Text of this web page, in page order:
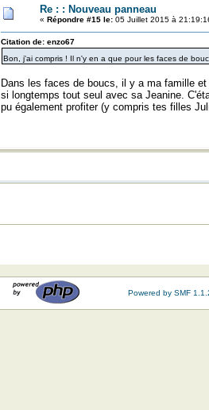
Re : : Nouveau panneau
« Répondre #15 le:05 Juillet 2015 à
Citation de: enzo67
Bon, j'ai compris ! Il n'y en a que pour les faces de
Dans les faces de boucs, il y a ma famille
si longtemps tout seul avec sa Jeanine.
pu également profiter (y compris tes filles
Powered by SMF